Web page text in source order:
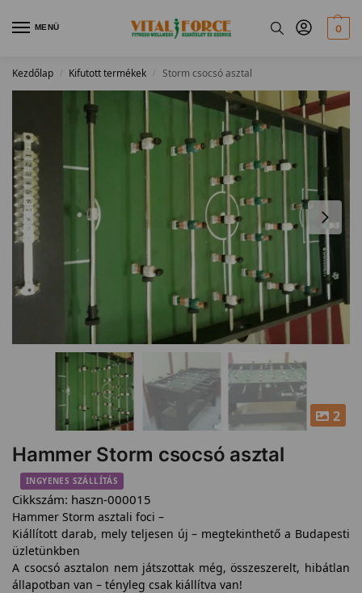
MENÜ 0
Kezdőlap / Kifutott termékek / Storm csocsó asztal
2
Hammer Storm csocsó asztal
INGYENES SZÁLLÍTÁS
Cikkszám: haszn-000015
Hammer Storm asztali foci –
Kiállított darab, mely teljesen új – megtekinthető a Budapesti
üzletünkben
A csocsó asztalon nem játszottak még, összeszerelt, hibátlan
állapotban van – tényleg csak kiállítva van!